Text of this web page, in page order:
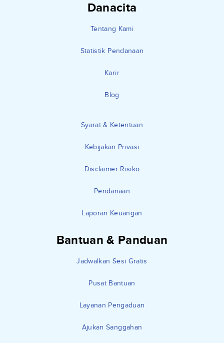
Danacita
Tentang Kami
Statistik Pendanaan
Karir
Blog
Syarat & Ketentuan
Kebijakan Privasi
Disclaimer Risiko
Pendanaan
Laporan Keuangan
Bantuan & Panduan
Jadwalkan Sesi Gratis
Pusat Bantuan
Layanan Pengaduan
Ajukan Sanggahan